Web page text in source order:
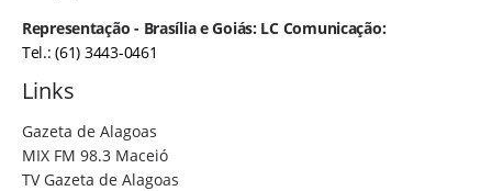
Representação - Brasília e Goiás: LC Comunicação:
Tel.: (61) 3443-0461
Links
Gazeta de Alagoas
MIX FM 98.3 Maceió
TV Gazeta de Alagoas